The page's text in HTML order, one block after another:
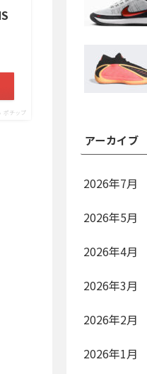
ポチップ
アーカイブ
2026年7月
2026年5月
2026年4月
2026年3月
2026年2月
2026年1月